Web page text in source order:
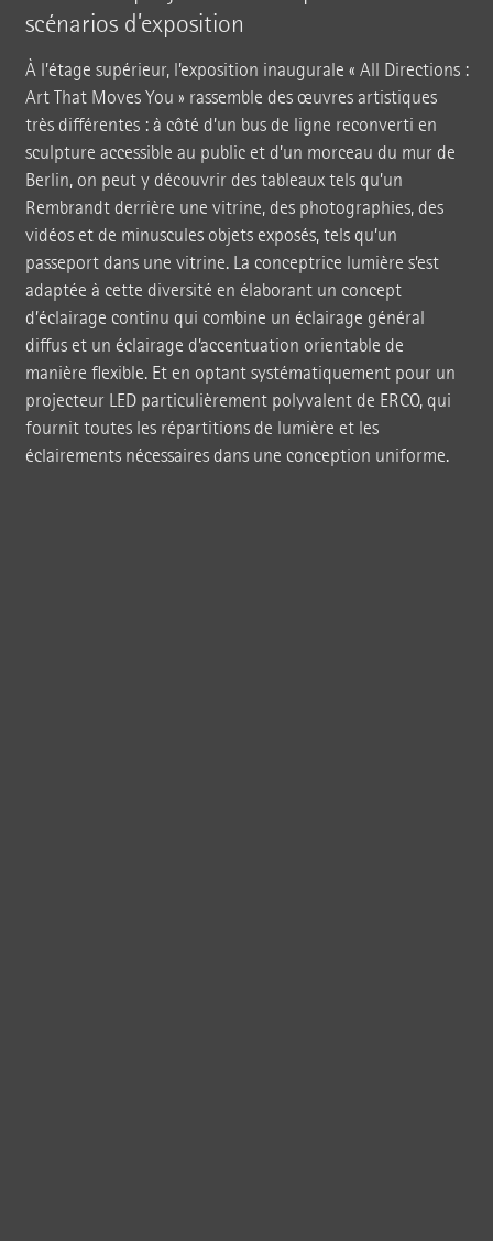
scénarios d’exposition
À l’étage supérieur, l’exposition inaugurale « All Directions :
Art That Moves You » rassemble des œuvres artistiques
très différentes : à côté d’un bus de ligne reconverti en
sculpture accessible au public et d’un morceau du mur de
Berlin, on peut y découvrir des tableaux tels qu’un
Rembrandt derrière une vitrine, des photographies, des
vidéos et de minuscules objets exposés, tels qu’un
passeport dans une vitrine. La conceptrice lumière s’est
adaptée à cette diversité en élaborant un concept
d’éclairage continu qui combine un éclairage général
diffus et un éclairage d’accentuation orientable de
manière flexible. Et en optant systématiquement pour un
projecteur LED particulièrement polyvalent de ERCO, qui
fournit toutes les répartitions de lumière et les
éclairements nécessaires dans une conception uniforme.